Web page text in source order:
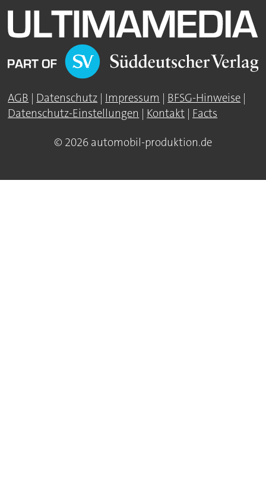
AGB | Datenschutz | Impressum | BFSG-Hinweise |
Datenschutz-Einstellungen | Kontakt | Facts
© 2026 automobil-produktion.de